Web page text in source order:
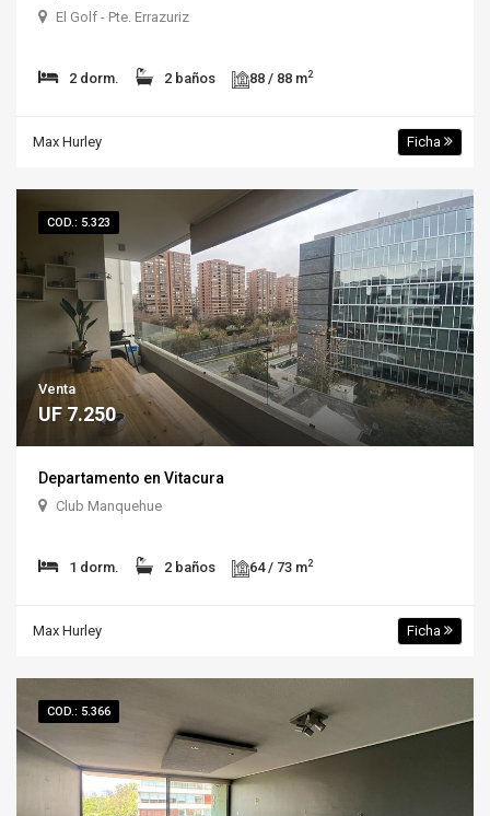
El Golf - Pte. Errazuriz
2 dorm. 2 baños 88 / 88 m2
Max Hurley Ficha
COD.: 5.323
Venta
UF 7.250
Departamento en Vitacura
Club Manquehue
1 dorm. 2 baños 64 / 73 m2
Max Hurley Ficha
COD.: 5.366